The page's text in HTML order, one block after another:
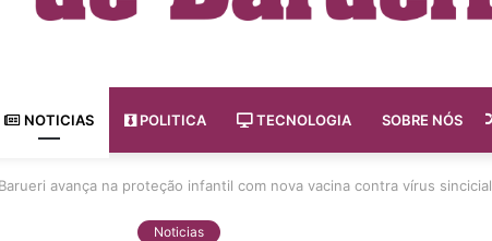
NOTICIAS POLITICA TECNOLOGIA SOBRE NÓS
Barueri avança na proteção infantil com nova vacina contra vírus sincicial
Noticias